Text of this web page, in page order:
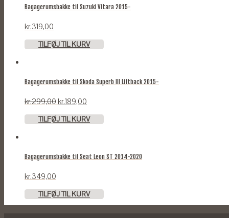
Bagagerumsbakke til Suzuki Vitara 2015-
kr.319,00
TILFØJ TIL KURV
Bagagerumsbakke til Skoda Superb III Liftback 2015-
kr.299,00Original
price
kr.189,00
price
TILFØJ TIL KURV
Bagagerumsbakke til Seat Leon ST 2014-2020
kr.349,00
TILFØJ TIL KURV